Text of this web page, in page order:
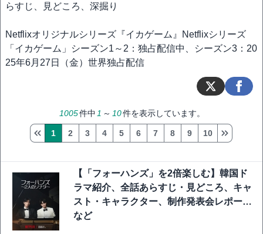
らすじ、見どころ、深掘り
Netflixオリジナルシリーズ『イカゲーム』Netflixシリーズ
「イカゲーム」シーズン1～2：独占配信中、シーズン3：20
25年6月27日（金）世界独占配信
1005件中 1 ～ 10件を表示しています。
1 2 3 4 5 6 7 8 9 10
【「フォーハンズ」を2倍楽しむ】韓国ド
ラマ紹介、全話あらすじ・見どころ、キャ
スト・キャラクター、制作発表会レポート
など